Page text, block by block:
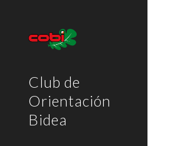
Club de
Orientación
Bidea